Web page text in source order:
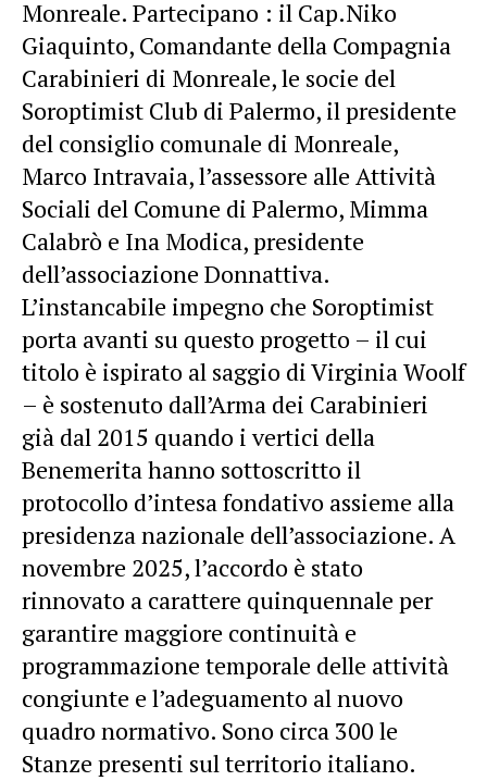
Monreale. Partecipano : il Cap.Niko
Giaquinto, Comandante della Compagnia
Carabinieri di Monreale, le socie del
Soroptimist Club di Palermo, il presidente
del consiglio comunale di Monreale,
Marco Intravaia, l’assessore alle Attività
Sociali del Comune di Palermo, Mimma
Calabrò e Ina Modica, presidente
dell’associazione Donnattiva.
L’instancabile impegno che Soroptimist
porta avanti su questo progetto – il cui
titolo è ispirato al saggio di Virginia Woolf
– è sostenuto dall’Arma dei Carabinieri
già dal 2015 quando i vertici della
Benemerita hanno sottoscritto il
protocollo d’intesa fondativo assieme alla
presidenza nazionale dell’associazione. A
novembre 2025, l’accordo è stato
rinnovato a carattere quinquennale per
garantire maggiore continuità e
programmazione temporale delle attività
congiunte e l’adeguamento al nuovo
quadro normativo. Sono circa 300 le
Stanze presenti sul territorio italiano.